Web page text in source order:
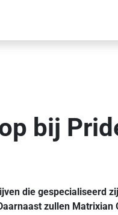
bij
die gespecialiseerd
zullen